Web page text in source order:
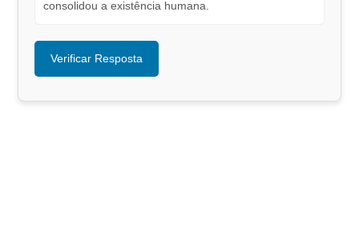
consolidou a existência humana.
Verificar Resposta